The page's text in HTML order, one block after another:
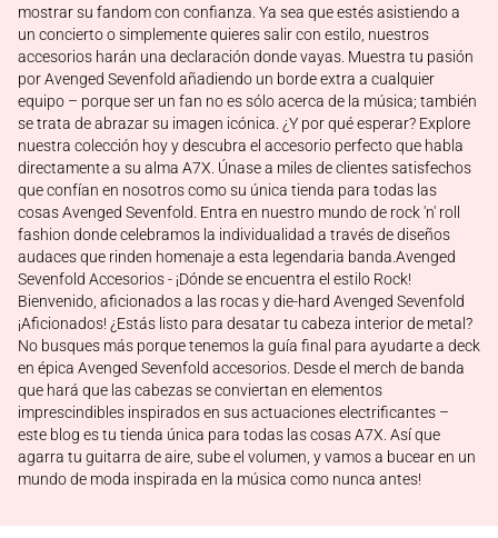
mostrar su fandom con confianza. Ya sea que estés asistiendo a
un concierto o simplemente quieres salir con estilo, nuestros
accesorios harán una declaración donde vayas. Muestra tu pasión
por Avenged Sevenfold añadiendo un borde extra a cualquier
equipo – porque ser un fan no es sólo acerca de la música; también
se trata de abrazar su imagen icónica. ¿Y por qué esperar? Explore
nuestra colección hoy y descubra el accesorio perfecto que habla
directamente a su alma A7X. Únase a miles de clientes satisfechos
que confían en nosotros como su única tienda para todas las
cosas Avenged Sevenfold. Entra en nuestro mundo de rock 'n' roll
fashion donde celebramos la individualidad a través de diseños
audaces que rinden homenaje a esta legendaria banda.Avenged
Sevenfold Accesorios - ¡Dónde se encuentra el estilo Rock!
Bienvenido, aficionados a las rocas y die-hard Avenged Sevenfold
¡Aficionados! ¿Estás listo para desatar tu cabeza interior de metal?
No busques más porque tenemos la guía final para ayudarte a deck
en épica Avenged Sevenfold accesorios. Desde el merch de banda
que hará que las cabezas se conviertan en elementos
imprescindibles inspirados en sus actuaciones electrificantes –
este blog es tu tienda única para todas las cosas A7X. Así que
agarra tu guitarra de aire, sube el volumen, y vamos a bucear en un
mundo de moda inspirada en la música como nunca antes!